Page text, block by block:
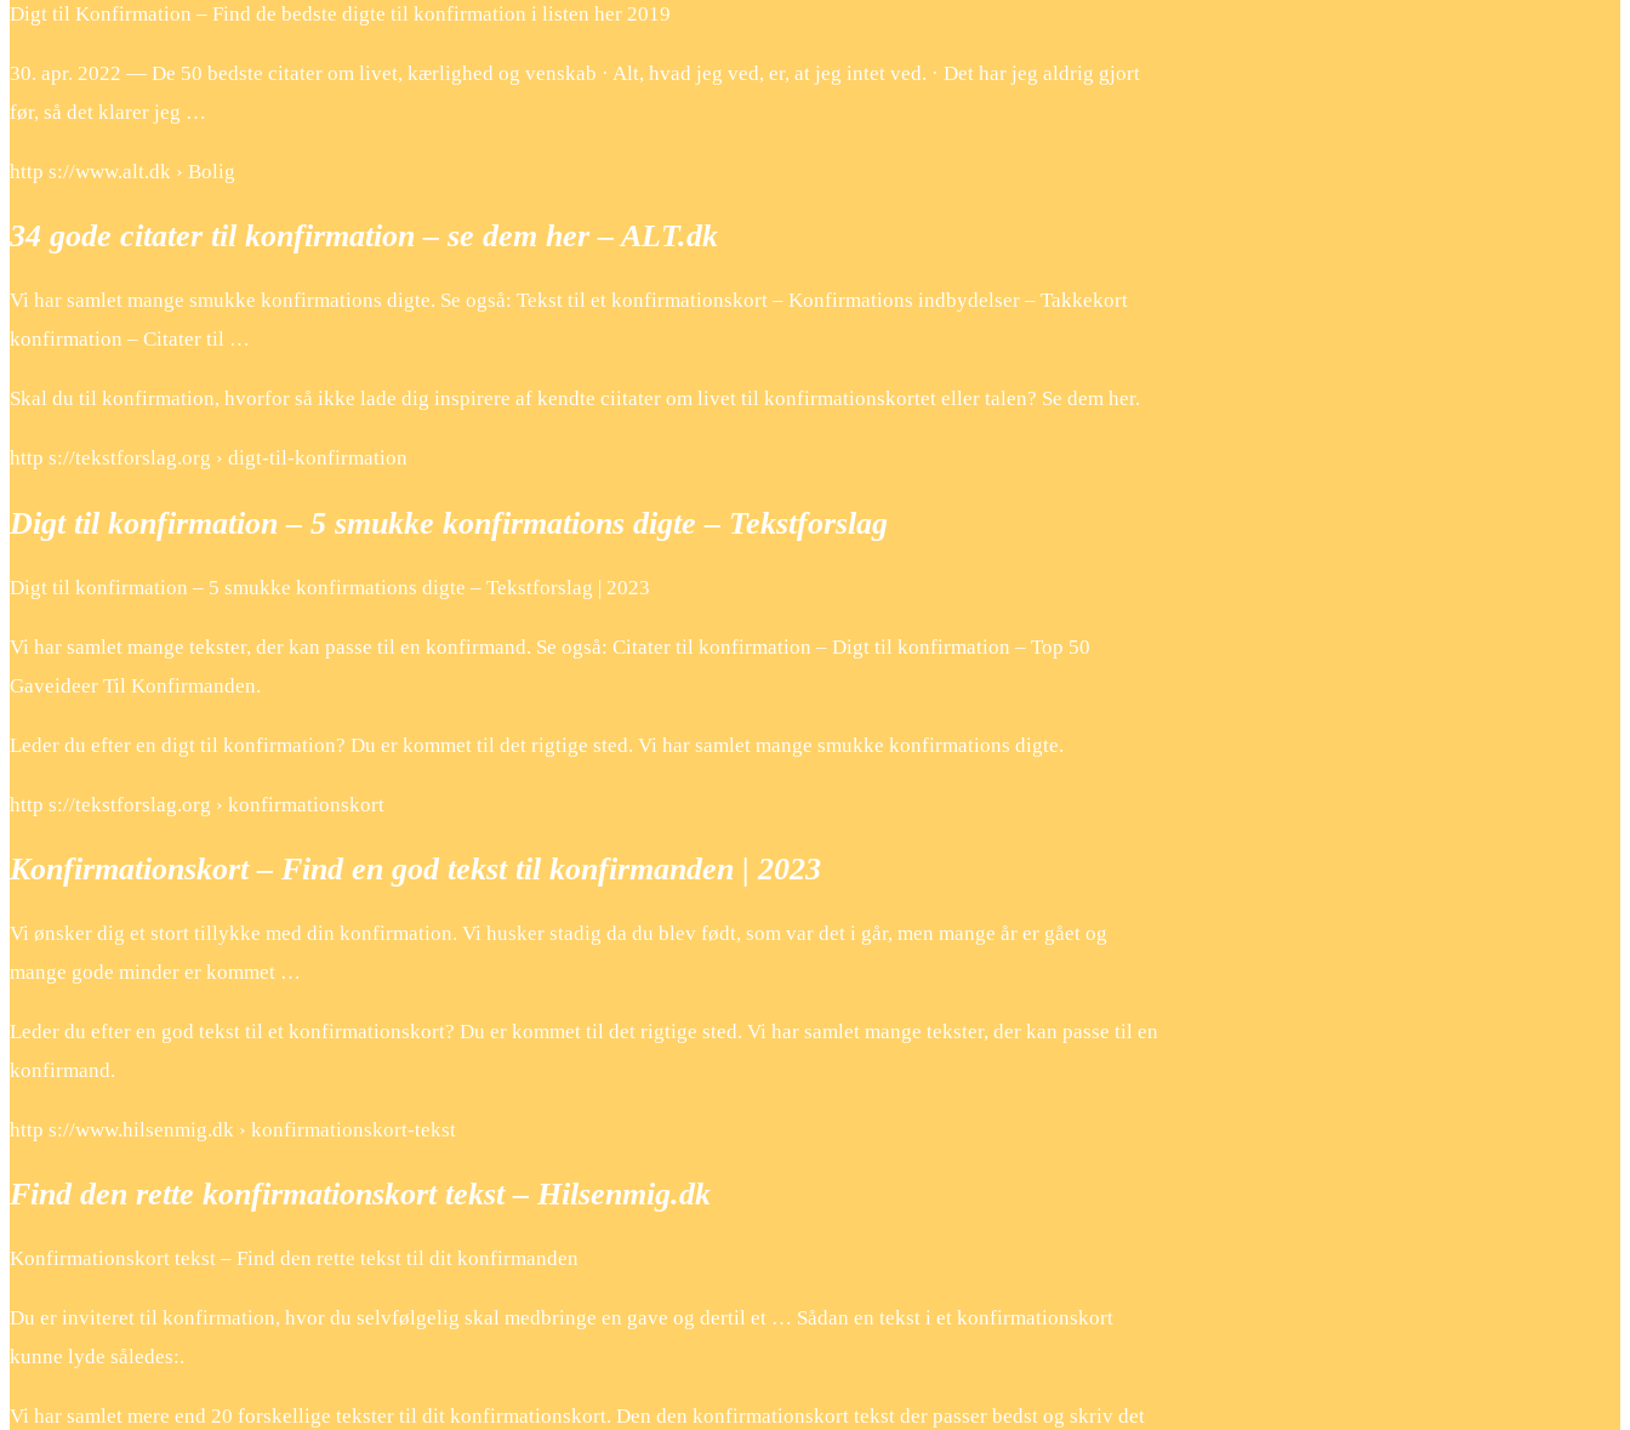
Digt til Konfirmation – Find de bedste digte til konfirmation i listen her 2019
30. apr. 2022 — De 50 bedste citater om livet, kærlighed og venskab · Alt, hvad jeg ved, er, at jeg intet ved. · Det har jeg aldrig gjort
før, så det klarer jeg …
http s://www.alt.dk › Bolig
34 gode citater til konfirmation – se dem her – ALT.dk
Vi har samlet mange smukke konfirmations digte. Se også: Tekst til et konfirmationskort – Konfirmations indbydelser – Takkekort
konfirmation – Citater til …
Skal du til konfirmation, hvorfor så ikke lade dig inspirere af kendte ciitater om livet til konfirmationskortet eller talen? Se dem her.
http s://tekstforslag.org › digt-til-konfirmation
Digt til konfirmation – 5 smukke konfirmations digte – Tekstforslag
Digt til konfirmation – 5 smukke konfirmations digte – Tekstforslag | 2023
Vi har samlet mange tekster, der kan passe til en konfirmand. Se også: Citater til konfirmation – Digt til konfirmation – Top 50
Gaveideer Til Konfirmanden.
Leder du efter en digt til konfirmation? Du er kommet til det rigtige sted. Vi har samlet mange smukke konfirmations digte.
http s://tekstforslag.org › konfirmationskort
Konfirmationskort – Find en god tekst til konfirmanden | 2023
Vi ønsker dig et stort tillykke med din konfirmation. Vi husker stadig da du blev født, som var det i går, men mange år er gået og
mange gode minder er kommet …
Leder du efter en god tekst til et konfirmationskort? Du er kommet til det rigtige sted. Vi har samlet mange tekster, der kan passe til en
konfirmand.
http s://www.hilsenmig.dk › konfirmationskort-tekst
Find den rette konfirmationskort tekst – Hilsenmig.dk
Konfirmationskort tekst – Find den rette tekst til dit konfirmanden
Du er inviteret til konfirmation, hvor du selvfølgelig skal medbringe en gave og dertil et … Sådan en tekst i et konfirmationskort
kunne lyde således:.
Vi har samlet mere end 20 forskellige tekster til dit konfirmationskort. Den den konfirmationskort tekst der passer bedst og skriv det